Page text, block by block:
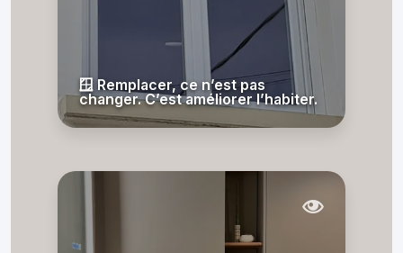
🪟 Remplacer, ce n’est pas
changer. C’est améliorer l’habiter.